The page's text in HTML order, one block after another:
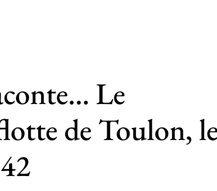
Le
de Toulon,